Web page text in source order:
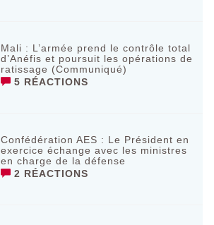
Mali : L’armée prend le contrôle total
d’Anéfis et poursuit les opérations de
ratissage (Communiqué)
5 RÉACTIONS
Confédération AES : Le Président en
exercice échange avec les ministres
en charge de la défense
2 RÉACTIONS